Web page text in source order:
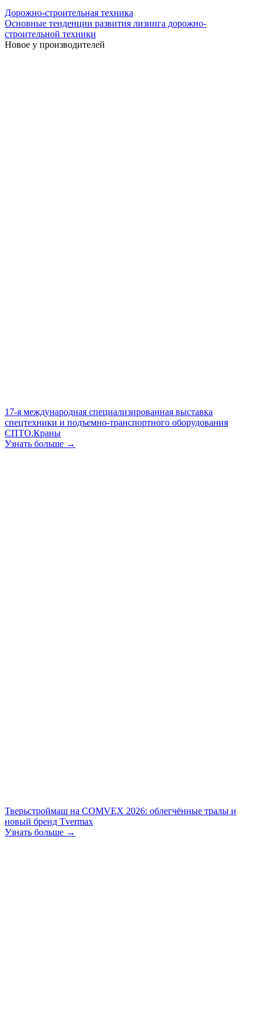
Дорожно-строительная техника
Основные тенденции развития лизинга дорожно-
строительной техники
Новое у производителей
17-я международная специализированная выставка
спецтехники и подъемно-транспортного оборудования
СПТО.Краны
Узнать больше →
Тверьстроймаш на COMVEX 2026: облегчённые тралы и
новый бренд Tvermax
Узнать больше →